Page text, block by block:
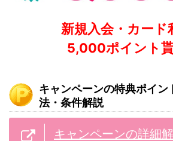
新規入会・カード
5,000ポイント
キャンペーンの特典ポイン
法・条件解説
キャンペーンの詳細